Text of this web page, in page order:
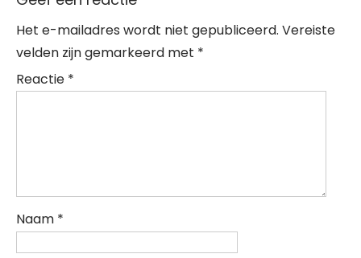
Het e-mailadres wordt niet gepubliceerd. Vereiste
velden zijn gemarkeerd met *
Reactie *
Naam *